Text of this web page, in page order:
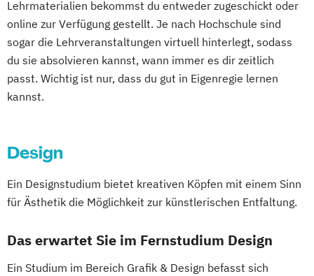
Semester
Digitale Medien
Digitale Transformation kompakt
Digitales Energiemanagement
Elektro- und Informationstechnik
Energieerzeugung aus Biomasse
Energieingenieurwesen
Energieverfahrenstechnik
Energiewirtschaft und -management
Lehrmaterialien bekommst du entweder zugeschickt oder
online zur Verfügung gestellt. Je nach Hochschule sind
sogar die Lehrveranstaltungen virtuell hinterlegt, sodass
du sie absolvieren kannst, wann immer es dir zeitlich
passt. Wichtig ist nur, dass du gut in Eigenregie lernen
kannst.
Design
Ein Designstudium bietet kreativen Köpfen mit einem Sinn
für Ästhetik die Möglichkeit zur künstlerischen Entfaltung.
Das erwartet Sie im Fernstudium Design
Ein Studium im Bereich Grafik & Design befasst sich